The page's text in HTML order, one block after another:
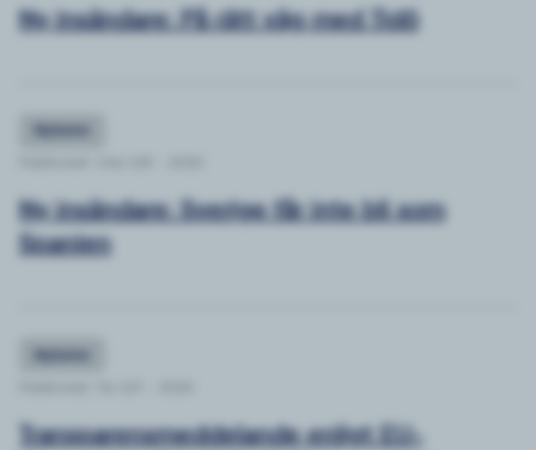
Ny insändare: På rätt väg med Tidö
Ny insändare: Sverige får inte bli som
Spanien
Transparensmeddelande enligt EU-